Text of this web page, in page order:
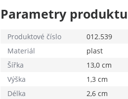
Parametry produktu
Produktové číslo
012.539
Materiál
plast
Šířka
13,0 cm
Výška
1,3 cm
Délka
2,6 cm